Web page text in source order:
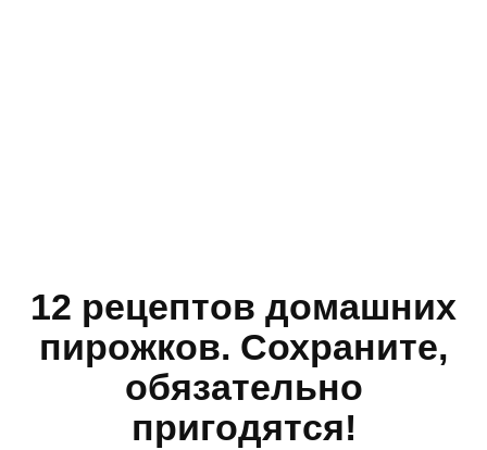
12 рецептов домашних
пирожков. Сохраните,
обязательно
пригодятся!